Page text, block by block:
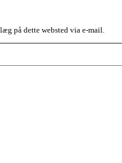
på dette websted via e-mail.